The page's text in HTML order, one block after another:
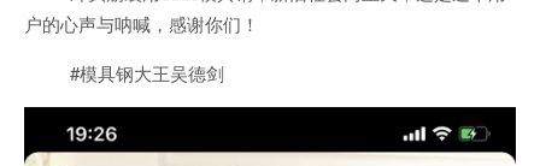
户的心声与呐喊，感谢你们！
#模具钢大王吴德剑